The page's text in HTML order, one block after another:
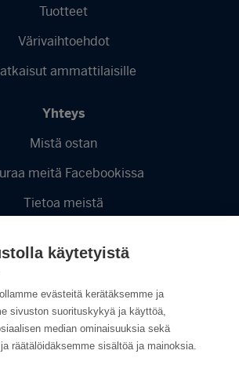
Tuotteet
Värivaihtoehdot
ammattilaisille
Yhteys
Mistä ostan
meitä Facebookissa
Tietoa meistä
Tietosuojaseloste
käytetyistä
evästeitä kerätäksemme ja
sivuston suorituskykyä ja käyttöä,
median ominaisuuksia sekä
räätälöidäksemme sisältöä ja mainoksia.